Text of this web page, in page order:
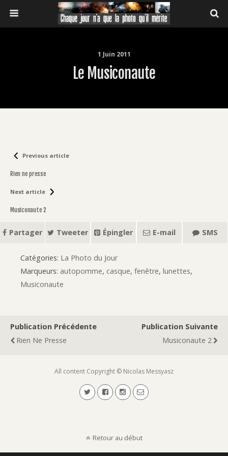
1 Juin 2011
Le Musiconaute
Previous article
Rien ne presse
Next article
Musiconaute 2
Partager Tweeter Épingler E-mail SMS
Catégories: La Photo du Jour
Marqueurs: autopomme, casque, fenêtre, lunettes,
Musiconaute
Publication Précédente
Rien Ne Presse
Publication Suivante
Musiconaute 2
All content Copyright © Nicolas Messyasz
Retour au début